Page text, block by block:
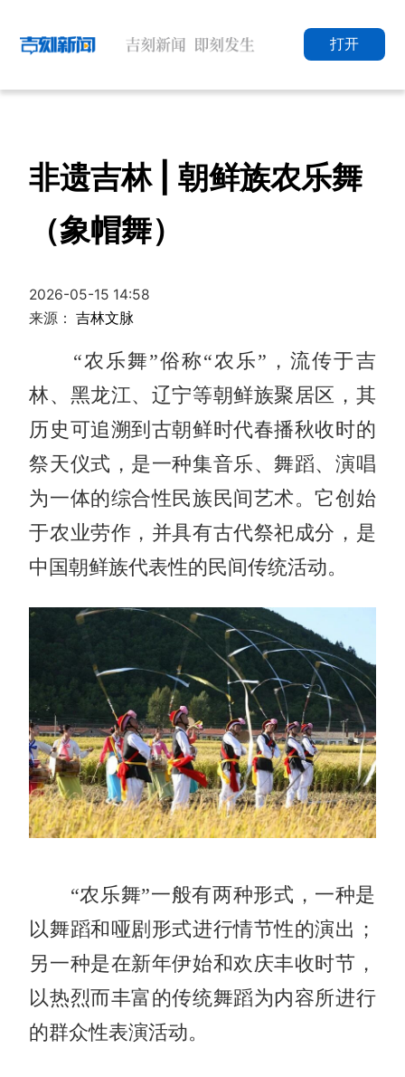
打开
非遗吉林 | 朝鲜族农乐舞
（象帽舞）
2026-05-15 14:58
来源：吉林文脉
“农乐舞”俗称“农乐”，流传于吉
林、黑龙江、辽宁等朝鲜族聚居区，其
历史可追溯到古朝鲜时代春播秋收时的
祭天仪式，是一种集音乐、舞蹈、演唱
为一体的综合性民族民间艺术。它创始
于农业劳作，并具有古代祭祀成分，是
中国朝鲜族代表性的民间传统活动。
“农乐舞”一般有两种形式，一种是
以舞蹈和哑剧形式进行情节性的演出；
另一种是在新年伊始和欢庆丰收时节，
以热烈而丰富的传统舞蹈为内容所进行
的群众性表演活动。